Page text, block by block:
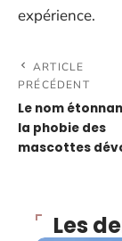
expérience.
ARTICLE
PRÉCÉDENT
Le nom
la phobie des
mascottes
Les